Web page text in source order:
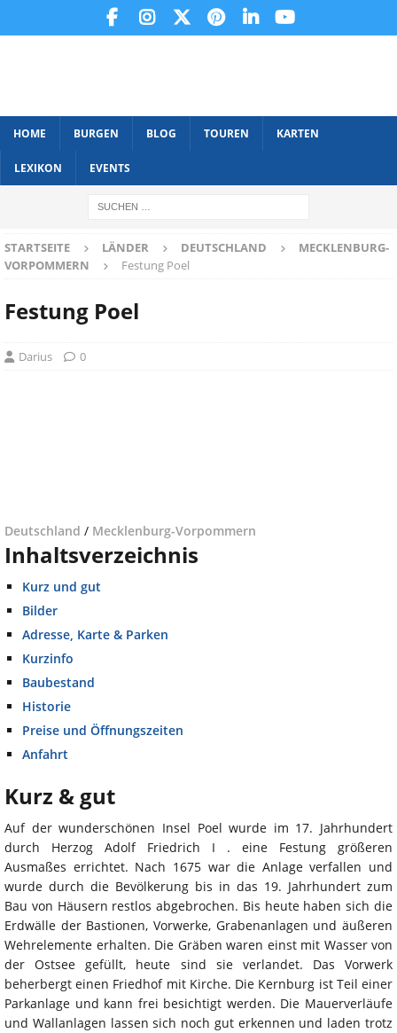
HOME BURGEN BLOG TOUREN KARTEN
LEXIKON EVENTS
STARTSEITE LÄNDER DEUTSCHLAND
MECKLENBURG-
VORPOMMERN
Festung Poel
Festung Poel
Darius 0
Deutschland / Mecklenburg-Vorpommern
Inhaltsverzeichnis
Kurz und gut
Bilder
Adresse, Karte & Parken
Kurzinfo
Baubestand
Historie
Preise und Öffnungszeiten
Anfahrt
Kurz & gut
Auf der wunderschönen Insel Poel wurde im 17. Jahrhundert
durch Herzog Adolf Friedrich I . eine Festung größeren
Ausmaßes errichtet. Nach 1675 war die Anlage verfallen und
wurde durch die Bevölkerung bis in das 19. Jahrhundert zum
Bau von Häusern restlos abgebrochen. Bis heute haben sich die
Erdwälle der Bastionen, Vorwerke, Grabenanlagen und äußeren
Wehrelemente erhalten. Die Gräben waren einst mit Wasser von
der Ostsee gefüllt, heute sind sie verlandet. Das Vorwerk
beherbergt einen Friedhof mit Kirche. Die Kernburg ist Teil einer
Parkanlage und kann frei besichtigt werden. Die Mauerverläufe
und Wallanlagen lassen sich noch gut erkennen und laden trotz